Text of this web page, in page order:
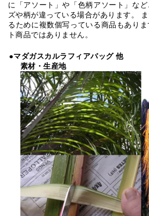
に「アソート」や「色柄アソート」な
ズや柄が違っている場合があります。
るために複数個写っている商品もあり
ト商品ではありません。
●マダガスカルラフィアバッグ 他
素材・生産地